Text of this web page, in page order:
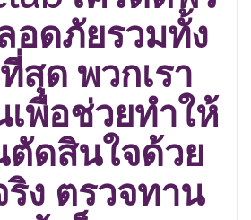
อดภัยรวมทั้ง
สุด พวกเรา
พื่อช่วยทำให้
ดสินใจด้วย
ง ตรวจทาน